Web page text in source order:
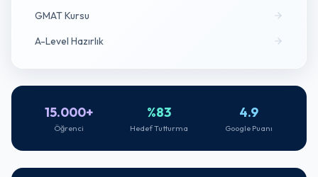
GMAT Kursu
A-Level Hazırlık
15.000+
Öğrenci
%83
Hedef Tutturma
4.9
Google Puanı